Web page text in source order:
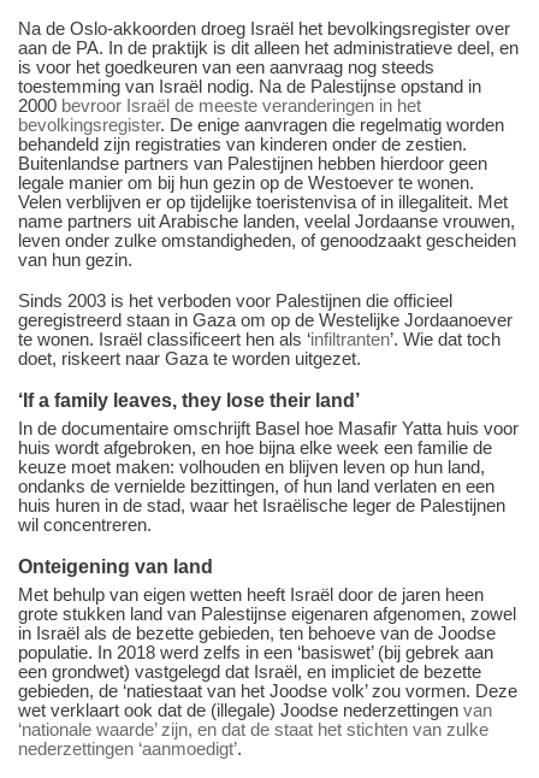
Na de Oslo-akkoorden droeg Israël het bevolkingsregister over
aan de PA. In de praktijk is dit alleen het administratieve deel, en
is voor het goedkeuren van een aanvraag nog steeds
toestemming van Israël nodig. Na de Palestijnse opstand in
2000 bevroor Israël de meeste veranderingen in het
bevolkingsregister. De enige aanvragen die regelmatig worden
behandeld zijn registraties van kinderen onder de zestien.
Buitenlandse partners van Palestijnen hebben hierdoor geen
legale manier om bij hun gezin op de Westoever te wonen.
Velen verblijven er op tijdelijke toeristenvisa of in illegaliteit. Met
name partners uit Arabische landen, veelal Jordaanse vrouwen,
leven onder zulke omstandigheden, of genoodzaakt gescheiden
van hun gezin.
Sinds 2003 is het verboden voor Palestijnen die officieel
geregistreerd staan in Gaza om op de Westelijke Jordaanoever
te wonen. Israël classificeert hen als ‘infiltranten’. Wie dat toch
doet, riskeert naar Gaza te worden uitgezet.
‘If a family leaves, they lose their land’
In de documentaire omschrijft Basel hoe Masafir Yatta huis voor
huis wordt afgebroken, en hoe bijna elke week een familie de
keuze moet maken: volhouden en blijven leven op hun land,
ondanks de vernielde bezittingen, of hun land verlaten en een
huis huren in de stad, waar het Israëlische leger de Palestijnen
wil concentreren.
Onteigening van land
Met behulp van eigen wetten heeft Israël door de jaren heen
grote stukken land van Palestijnse eigenaren afgenomen, zowel
in Israël als de bezette gebieden, ten behoeve van de Joodse
populatie. In 2018 werd zelfs in een ‘basiswet’ (bij gebrek aan
een grondwet) vastgelegd dat Israël, en impliciet de bezette
gebieden, de ‘natiestaat van het Joodse volk’ zou vormen. Deze
wet verklaart ook dat de (illegale) Joodse nederzettingen van
‘nationale waarde’ zijn, en dat de staat het stichten van zulke
nederzettingen ‘aanmoedigt’.